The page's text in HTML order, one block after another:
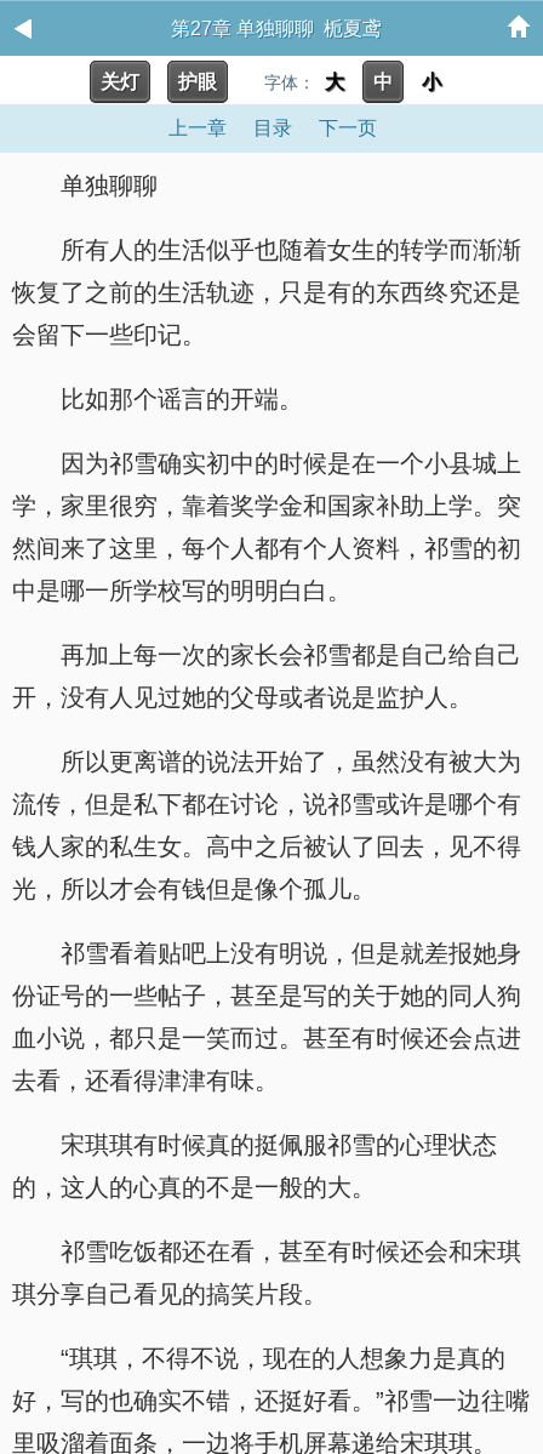
第27章 单独聊聊 栀夏鸢
关灯 护眼 字体： 大 中 小
上一章 目录 下一页
单独聊聊
所有人的生活似乎也随着女生的转学而渐渐
恢复了之前的生活轨迹，只是有的东西终究还是
会留下一些印记。
比如那个谣言的开端。
因为祁雪确实初中的时候是在一个小县城上
学，家里很穷，靠着奖学金和国家补助上学。突
然间来了这里，每个人都有个人资料，祁雪的初
中是哪一所学校写的明明白白。
再加上每一次的家长会祁雪都是自己给自己
开，没有人见过她的父母或者说是监护人。
所以更离谱的说法开始了，虽然没有被大为
流传，但是私下都在讨论，说祁雪或许是哪个有
钱人家的私生女。高中之后被认了回去，见不得
光，所以才会有钱但是像个孤儿。
祁雪看着贴吧上没有明说，但是就差报她身
份证号的一些帖子，甚至是写的关于她的同人狗
血小说，都只是一笑而过。甚至有时候还会点进
去看，还看得津津有味。
宋琪琪有时候真的挺佩服祁雪的心理状态
的，这人的心真的不是一般的大。
祁雪吃饭都还在看，甚至有时候还会和宋琪
琪分享自己看见的搞笑片段。
“琪琪，不得不说，现在的人想象力是真的
好，写的也确实不错，还挺好看。”祁雪一边往嘴
里吸溜着面条，一边将手机屏幕递给宋琪琪。